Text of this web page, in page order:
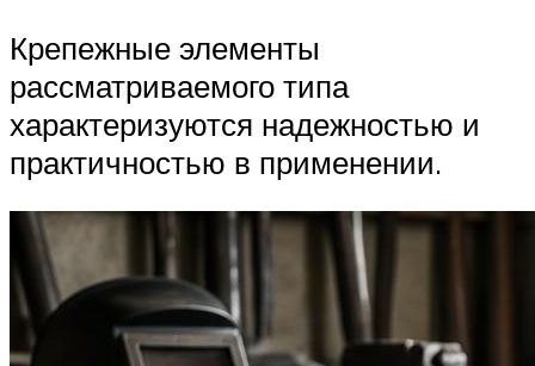
Крепежные элементы
рассматриваемого типа
характеризуются надежностью и
практичностью в применении.